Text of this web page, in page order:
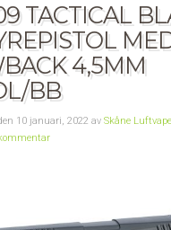
TACTICAL
4,5MM
BB
10 januari, 2022 av Skåne